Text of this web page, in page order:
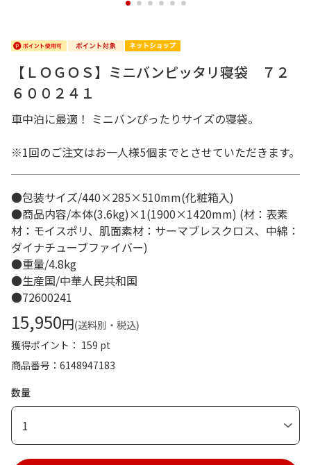
1 2 3 4 5 6
【ＬＯＧＯＳ】ミニバンピッタリ寝袋 ７２
６００２４１
車中泊に最適！ ミニバンぴったりサイズの寝袋。
※1回のご注文はお一人様5個までとさせていただきます。
●包装サイズ/440×285×510mm(化粧箱入)
●商品内容/本体(3.6kg)×1(1900×1420mm) (材：表素
材：モイスポリ、肌面素材：サーマブレスクロス、中綿：
ダイナチューブファイバー)
●重量/4.8kg
●生産国/中華人民共和国
●72600241
15,950円(送料別・税込)
獲得ポイント： 159 pt
商品番号
6148947183
数量
1